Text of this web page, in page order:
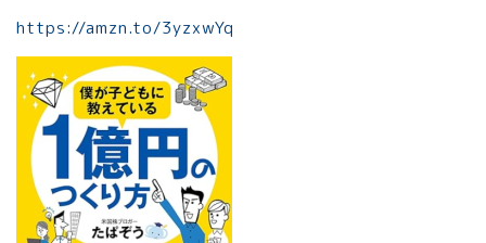
https://amzn.to/3yzxwYq